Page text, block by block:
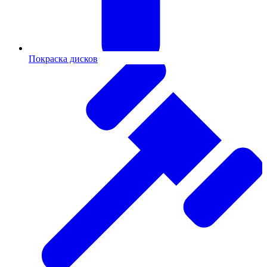
Покраска дисков